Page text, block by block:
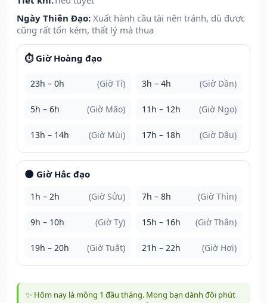
Ngày Thiên Đạo: Xuất hành cầu tài nên tránh, dù được
cũng rất tốn kém, thất lý mà thua
⏱️ Giờ Hoàng đạo
23h – 0h (Giờ Tí) 3h – 4h (Giờ Dần)
5h – 6h (Giờ Mão) 11h – 12h (Giờ Ngọ)
13h – 14h (Giờ Mùi) 17h – 18h (Giờ Dậu)
🌑 Giờ Hắc đạo
1h – 2h (Giờ Sửu) 7h – 8h (Giờ Thìn)
9h – 10h (Giờ Tỵ) 15h – 16h (Giờ Thân)
19h – 20h (Giờ Tuất) 21h – 22h (Giờ Hợi)
✨ Hôm nay là mồng 1 đầu tháng. Mong bạn dành đôi phút